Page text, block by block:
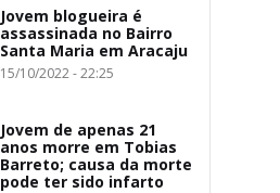
Jovem blogueira é
assassinada no Bairro
Santa Maria em Aracaju
15/10/2022 - 22:25
Jovem de apenas 21
anos morre em Tobias
Barreto; causa da morte
pode ter sido infarto